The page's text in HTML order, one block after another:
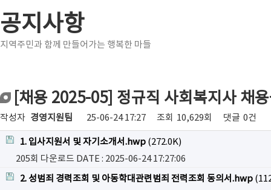
공지사항
지역주민과 함께 만들어가는 행복한 마들
[채용 2025-05] 정규직 사회복지사 채
작성자 경영지원팀 25-06-24 17:27 조회 10,629회 댓글 0건
1. 입사지원서 및 자기소개서.hwp (272.0K)
205회 다운로드 DATE : 2025-06-24 17:27:06
2. 성범죄 경력조회 및 아동학대관련범죄 전력조회 동의서.hwp